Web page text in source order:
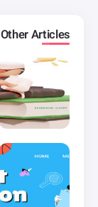
Other Articles